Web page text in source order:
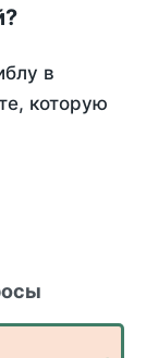
в
которую